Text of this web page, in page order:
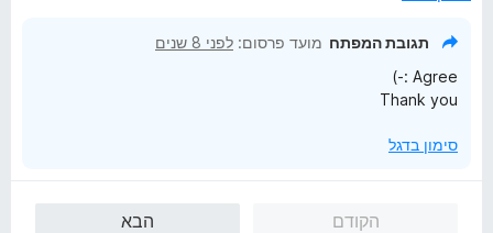
תגובת המפתח מועד פרסום: לפני 8 שנים
Agree :-)
Thank you
סימון בדגל
הקודם
הבא